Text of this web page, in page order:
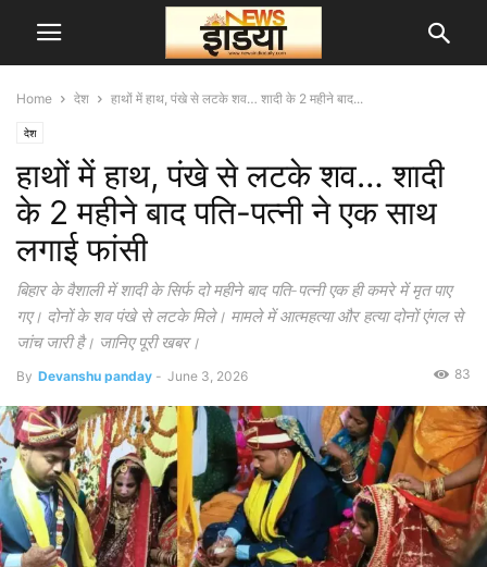
Home देश हाथों में हाथ, पंखे से लटके शव… शादी के 2 महीने बाद...
देश
हाथों में हाथ, पंखे से लटके शव… शादी
के 2 महीने बाद पति-पत्नी ने एक साथ
लगाई फांसी
बिहार के वैशाली में शादी के सिर्फ दो महीने बाद पति-पत्नी एक ही कमरे में मृत पाए
गए। दोनों के शव पंखे से लटके मिले। मामले में आत्महत्या और हत्या दोनों एंगल से
जांच जारी है। जानिए पूरी खबर।
By Devanshu panday - June 3, 2026 83